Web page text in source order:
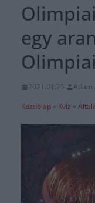
egy
2021.01.25.
Adam
Kezdőlap » Kvíz »